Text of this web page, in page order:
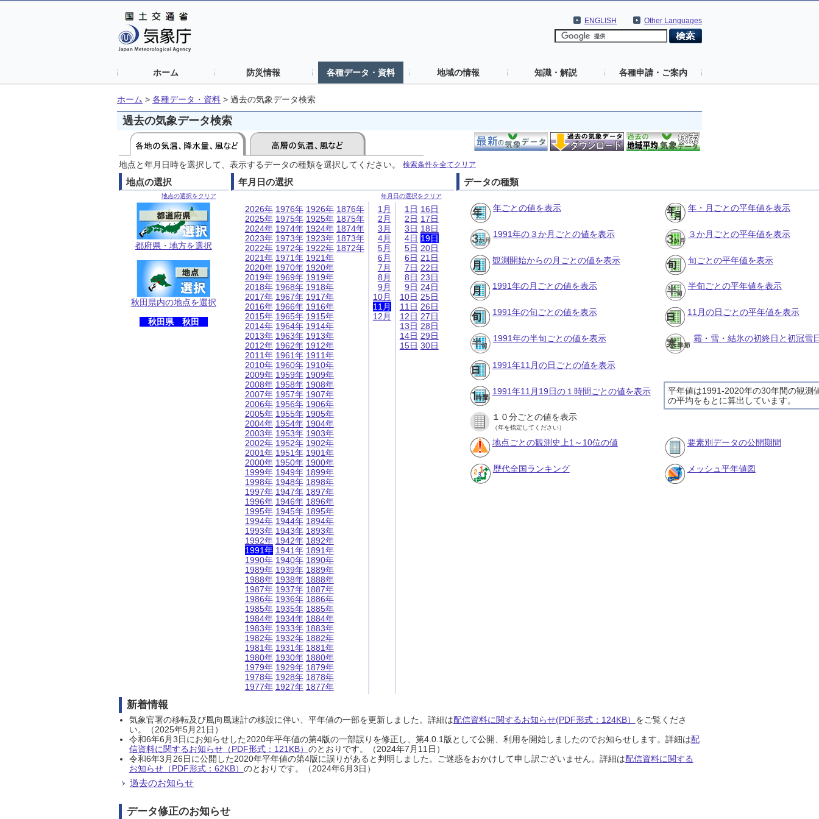
Other Languages
ENGLISH
ホーム 防災情報 各種データ・資料 地域の情報 知識・解説 各種申請・ご案内
ホーム > 各種データ・資料 > 過去の気象データ検索
過去の気象データ検索
地点と年月日時を選択して、表示するデータの種類を選択してください。 検索条件を全てクリア
地点の選択
地点の選択をクリア
都府県・地方を選択
秋田県内の地点を選択
秋田県 秋田
年月日の選択
年月日の選択をクリア
2026年
2025年
2024年
2023年
2022年
2021年
2020年
2019年
2018年
2017年
2016年
2015年
2014年
2013年
2012年
2011年
2010年
2009年
2008年
2007年
2006年
2005年
2004年
2003年
2002年
2001年
2000年
1999年
1998年
1997年
1996年
1995年
1994年
1993年
1992年
1991年
1990年
1989年
1988年
1987年
1986年
1985年
1984年
1983年
1982年
1981年
1980年
1979年
1978年
1977年
1976年
1975年
1974年
1973年
1972年
1971年
1970年
1969年
1968年
1967年
1966年
1965年
1964年
1963年
1962年
1961年
1960年
1959年
1958年
1957年
1956年
1955年
1954年
1953年
1952年
1951年
1950年
1949年
1948年
1947年
1946年
1945年
1944年
1943年
1942年
1941年
1940年
1939年
1938年
1937年
1936年
1935年
1934年
1933年
1932年
1931年
1930年
1929年
1928年
1927年
1926年
1925年
1924年
1923年
1922年
1921年
1920年
1919年
1918年
1917年
1916年
1915年
1914年
1913年
1912年
1911年
1910年
1909年
1908年
1907年
1906年
1905年
1904年
1903年
1902年
1901年
1900年
1899年
1898年
1897年
1896年
1895年
1894年
1893年
1892年
1891年
1890年
1889年
1888年
1887年
1886年
1885年
1884年
1883年
1882年
1881年
1880年
1879年
1878年
1877年
1876年
1875年
1874年
1873年
1872年
1月
2月
3月
4月
5月
6月
7月
8月
9月
10月
11月
12月
1日
2日
3日
4日
5日
6日
7日
8日
9日
10日
11日
12日
13日
14日
15日
16日
17日
18日
19日
20日
21日
22日
23日
24日
25日
26日
27日
28日
29日
30日
データの種類
年ごとの値を表示 年・月ごとの平年値を表示
1991年の３か月ごとの値を表示 ３か月ごとの平年値を表示
観測開始からの月ごとの値を表示 旬ごとの平年値を表示
1991年の月ごとの値を表示 半旬ごとの平年値を表示
1991年の旬ごとの値を表示 11月の日ごとの平年値を表示
1991年の半旬ごとの値を表示 霜・雪・結氷の初終日と初冠雪
1991年11月の日ごとの値を表示
平年値は1991-2020年の30年間の観測
の平均をもとに算出しています。
1991年11月19日の１時間ごとの値を表示
１０分ごとの値を表示
（年を指定してください）
地点ごとの観測史上1～10位の値 要素別データの公開期間
歴代全国ランキング メッシュ平年値図
新着情報
気象官署の移転及び風向風速計の移設に伴い、平年値の一部を更新しました。詳細は配信資料に関するお知らせ(PDF形式：124KB） をご覧くださ
い。（2025年5月21日）
令和6年6月3日にお知らせした2020年平年値の第4版の一部誤りを修正し、第4.0.1版として公開、利用を開始しましたのでお知らせします。詳細は配
信資料に関するお知らせ（PDF形式：121KB） のとおりです。（2024年7月11日）
令和6年3月26日に公開した2020年平年値の第4版に誤りがあると判明しました。ご迷惑をおかけして申し訳ございません。詳細は配信資料に関する
お知らせ（PDF形式：62KB） のとおりです。（2024年6月3日）
過去のお知らせ
データ修正のお知らせ